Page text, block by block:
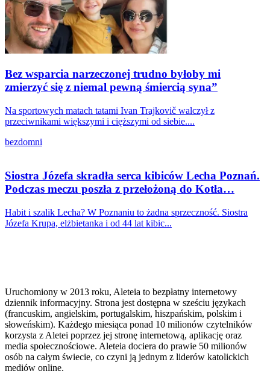
Bez wsparcia narzeczonej trudno byłoby mi
zmierzyć się z niemal pewną śmiercią syna”
Na sportowych matach tatami Ivan Trajkovič walczył z
przeciwnikami większymi i cięższymi od siebie....
bezdomni
Siostra Józefa skradła serca kibiców Lecha Poznań.
Podczas meczu poszła z przełożoną do Kotła…
Habit i szalik Lecha? W Poznaniu to żadna sprzeczność. Siostra
Józefa Krupa, elżbietanka i od 44 lat kibic...
Uruchomiony w 2013 roku, Aleteia to bezpłatny internetowy
dziennik informacyjny. Strona jest dostępna w sześciu językach
(francuskim, angielskim, portugalskim, hiszpańskim, polskim i
słoweńskim). Każdego miesiąca ponad 10 milionów czytelników
korzysta z Aletei poprzez jej stronę internetową, aplikację oraz
media społecznościowe. Aleteia dociera do prawie 50 milionów
osób na całym świecie, co czyni ją jednym z liderów katolickich
mediów online.